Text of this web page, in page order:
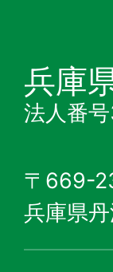
兵庫
法人番
〒669-
兵庫県